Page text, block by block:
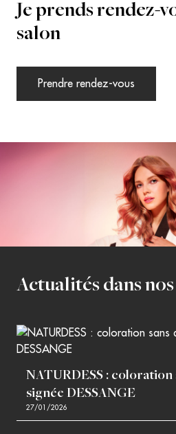
Je prends rendez-
salon
Prendre rendez-vous
Actualités dans
NATURDESS : coloration
signée DESSANGE
27/01/2026